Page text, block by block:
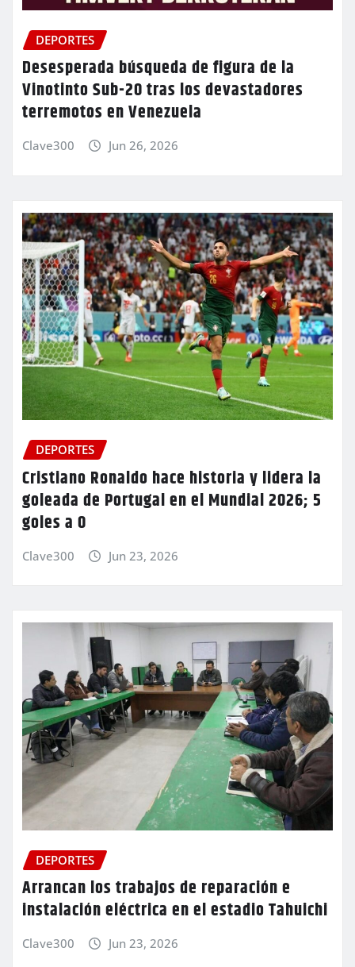
DEPORTES
Desesperada búsqueda de figura de la
Vinotinto Sub-20 tras los devastadores
terremotos en Venezuela
Clave300 Jun 26, 2026
DEPORTES
Cristiano Ronaldo hace historia y lidera la
goleada de Portugal en el Mundial 2026; 5
goles a 0
Clave300 Jun 23, 2026
DEPORTES
Arrancan los trabajos de reparación e
instalación eléctrica en el estadio Tahuichi
Clave300 Jun 23, 2026